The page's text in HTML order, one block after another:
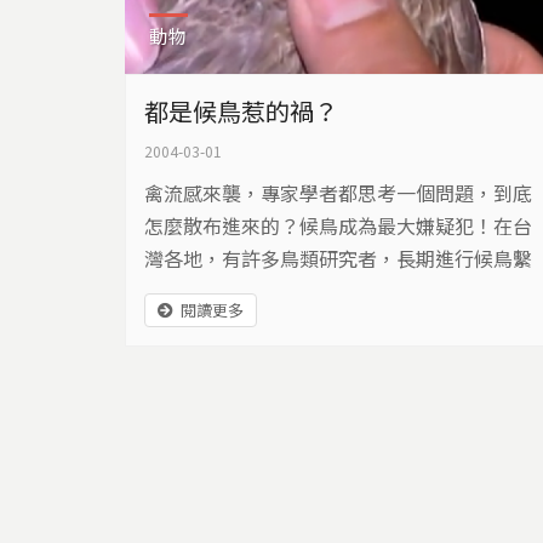
動物
都是候鳥惹的禍？
2004-03-01
禽流感來襲，專家學者都思考一個問題，到底
怎麼散布進來的？候鳥成為最大嫌疑犯！在台
灣各地，有許多鳥類研究者，長期進行候鳥繫
放採集計畫，面對候鳥莫名背負帶原者的罪
名，他們決定以科學方法，還給候鳥一個公
閱讀更多